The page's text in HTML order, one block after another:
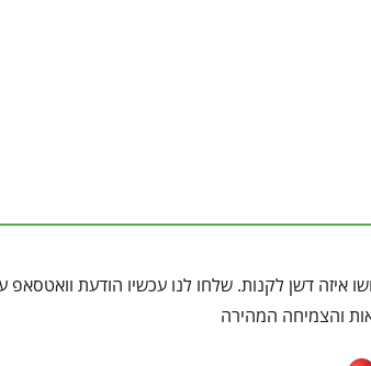
איזה דשן לקנות. שלחו לנו עכשיו הודעת
והצמיחה המהירה